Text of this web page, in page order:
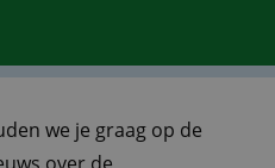
KAMPEERNIEUWS
BIJ ACSI
we je graag op de